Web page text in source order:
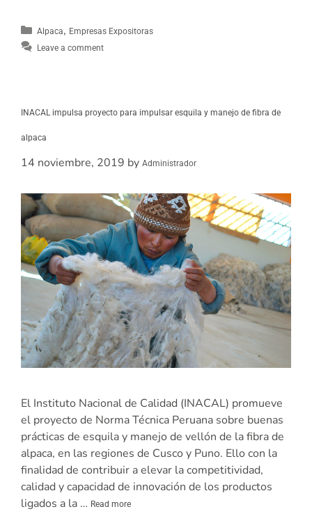
Alpaca, Empresas Expositoras
Leave a comment
INACAL impulsa proyecto para impulsar esquila y manejo de fibra de
alpaca
14 noviembre, 2019 by Administrador
El Instituto Nacional de Calidad (INACAL) promueve
el proyecto de Norma Técnica Peruana sobre buenas
prácticas de esquila y manejo de vellón de la fibra de
alpaca, en las regiones de Cusco y Puno. Ello con la
finalidad de contribuir a elevar la competitividad,
calidad y capacidad de innovación de los productos
ligados a la … Read more